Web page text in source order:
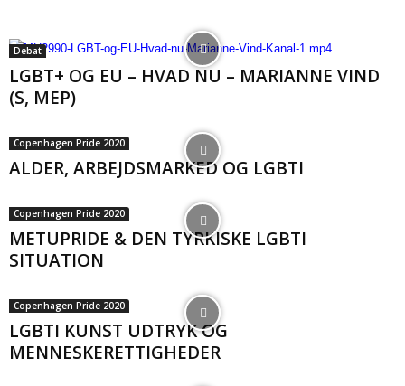
Debat
LGBT+ OG EU – HVAD NU – MARIANNE VIND
(S, MEP)
Copenhagen Pride 2020
ALDER, ARBEJDSMARKED OG LGBTI
Copenhagen Pride 2020
METUPRIDE & DEN TYRKISKE LGBTI
SITUATION
Copenhagen Pride 2020
LGBTI KUNST UDTRYK OG
MENNESKERETTIGHEDER